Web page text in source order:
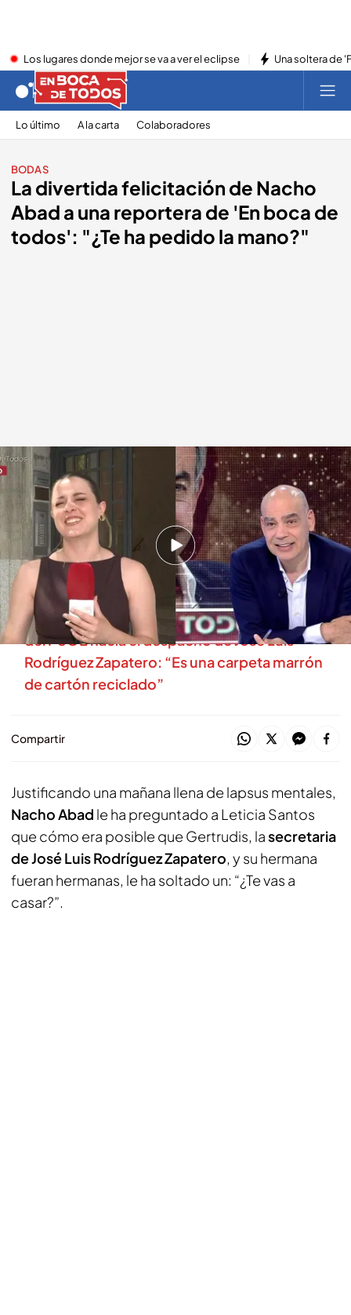
Los lugares donde mejor se va a ver el eclipse Una soltera de
Lo último A la carta Colaboradores
BODAS
La divertida felicitación de Nacho
Abad a una reportera de 'En boca de
todos': "¿Te ha pedido la mano?"
Nacho Abad y Leticia Santos en 'En boca de todos'.cuatro.com
En boca de todos
25 MAY 2026 - 13:09h.
Leticia Santos anuncia en directo en ‘En boca
de todos’ su inminente boda
Un hombre entra y sale con papeles de la sede
del PSOE hacía el despacho de José Luis
Rodríguez Zapatero: “Es una carpeta marrón
de cartón reciclado”
Compartir
Justificando una mañana llena de lapsus mentales,
Nacho Abad le ha preguntado a Leticia Santos
que cómo era posible que Gertrudis, lasecretaria
de José Luis Rodríguez Zapatero, y su hermana
fueran hermanas, le ha soltado un: “¿Te vas a
casar?”.